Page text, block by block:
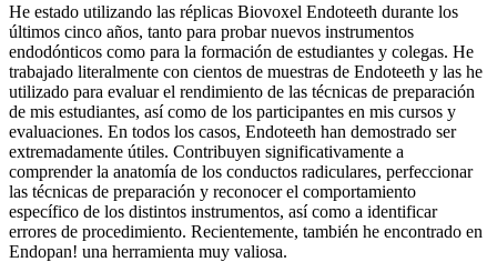
He estado utilizando las réplicas Biovoxel Endoteeth durante los
últimos cinco años, tanto para probar nuevos instrumentos
endodónticos como para la formación de estudiantes y colegas. He
trabajado literalmente con cientos de muestras de Endoteeth y las he
utilizado para evaluar el rendimiento de las técnicas de preparación
de mis estudiantes, así como de los participantes en mis cursos y
evaluaciones. En todos los casos, Endoteeth han demostrado ser
extremadamente útiles. Contribuyen significativamente a
comprender la anatomía de los conductos radiculares, perfeccionar
las técnicas de preparación y reconocer el comportamiento
específico de los distintos instrumentos, así como a identificar
errores de procedimiento. Recientemente, también he encontrado en
Endopan! una herramienta muy valiosa.